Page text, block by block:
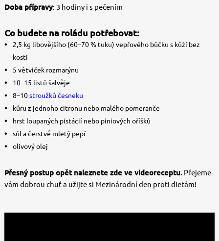
Doba přípravy: 3 hodiny i s pečením
Co budete na roládu potřebovat:
2,5 kg libovějšího (60–70 % tuku) vepřového bůčku s kůží bez
kosti
5 větviček rozmarýnu
10–15 listů šalvěje
8–10stroužků česneku
kůru z jednoho citronu nebo malého pomeranče
hrst loupaných pistácií nebo piniových oříšků
sůl a čerstvě mletý pepř
olivový olej
Přesný postup opět naleznete zde ve videoreceptu.Přejeme
vám dobrou chuť a užijte si Mezinárodní den proti dietám!